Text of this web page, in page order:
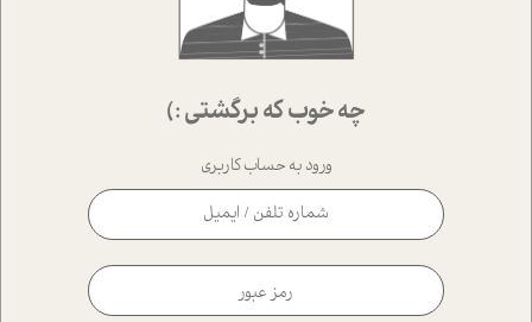
چه خوب که برگشتی :)
ورود به حساب کاربری